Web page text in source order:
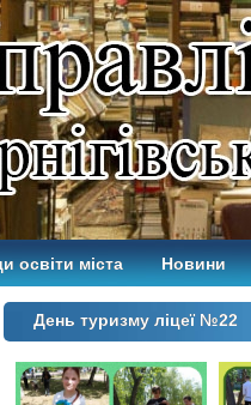
освіти міста Новини
День туризму ліцеї №22